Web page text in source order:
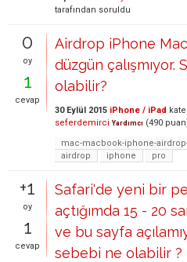
tarafından soruldu
0
oy
1
cevap
Airdrop iPhone
düzgün çalışmıyor.
olabilir?
30 Eylül 2015 iPhone / iPad
seferdemirci Yardımcı (490
mac-macbook-iphone-
airdrop
iphone pro
+1
oy
1
cevap
Safari'de yeni bir
açtığımda 15 - 20
ve bu sayfa
sebebi ne olabilir ?